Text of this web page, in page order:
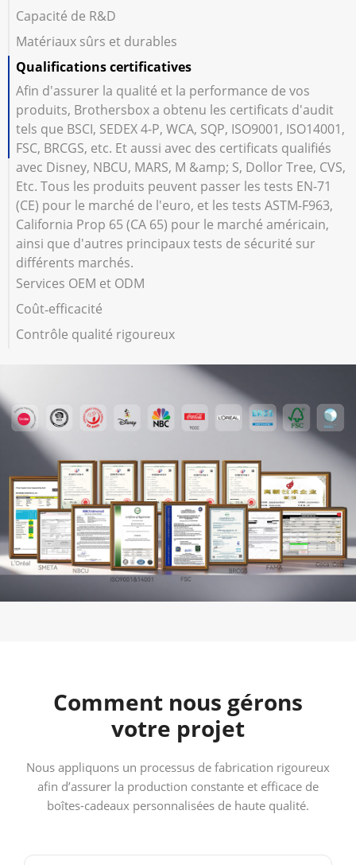
Capacité de R&D
Matériaux sûrs et durables
Qualifications certificatives
Afin d'assurer la qualité et la performance de vos
produits, Brothersbox a obtenu les certificats d'audit
tels que BSCI, SEDEX 4-P, WCA, SQP, ISO9001, ISO14001,
FSC, BRCGS, etc. Et aussi avec des certificats qualifiés
avec Disney, NBCU, MARS, M &amp; S, Dollor Tree, CVS,
Etc. Tous les produits peuvent passer les tests EN-71
(CE) pour le marché de l'euro, et les tests ASTM-F963,
California Prop 65 (CA 65) pour le marché américain,
ainsi que d'autres principaux tests de sécurité sur
différents marchés.
Services OEM et ODM
Coût‑efficacité
Contrôle qualité rigoureux
Comment nous gérons
votre projet
Nous appliquons un processus de fabrication rigoureux
afin d’assurer la production constante et efficace de
boîtes-cadeaux personnalisées de haute qualité.